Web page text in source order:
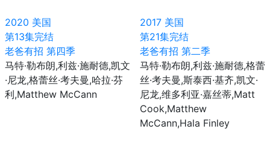
2020 美国
第13集完结
老爸有招 第四季
马特·勒布朗,利兹·施耐德,凯文
·尼龙,格蕾丝·考夫曼,哈拉·芬
利,Matthew McCann
2017 美国
第21集完结
老爸有招 第二季
马特·勒布朗,利兹·施耐德,格蕾
丝·考夫曼,斯泰西·基齐,凯文·
尼龙,维多利亚·嘉丝蒂,Matt
Cook,Matthew
McCann,Hala Finley